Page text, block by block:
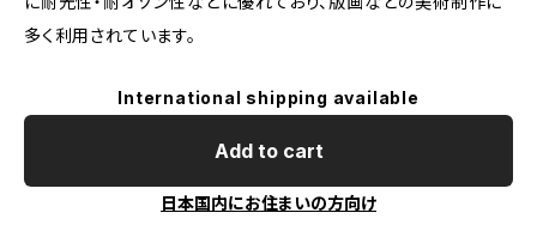
多く利用されています。
International shipping available
Add to cart
日本国内にお住まいの方向け